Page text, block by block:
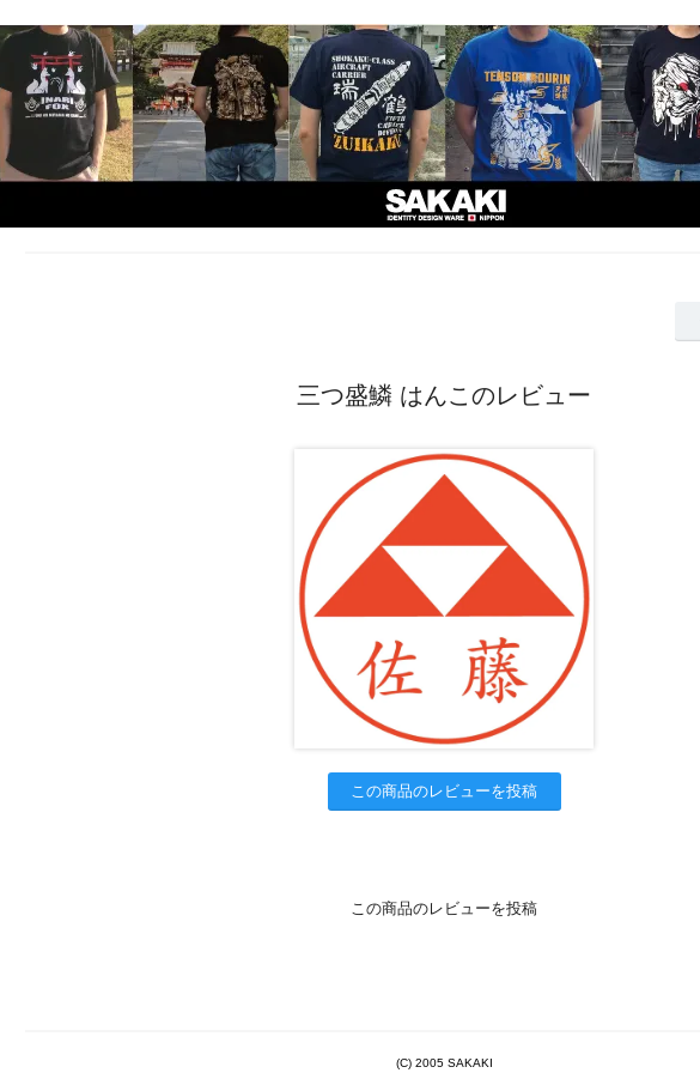
三つ盛鱗 はんこのレビュー
この商品のレビューを投稿
この商品のレビューを投稿
(C) 2005 SAKAKI